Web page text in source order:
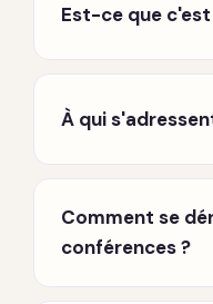
Est-ce que
carte bancaire ni
À qui
traversiez une
cherchiez à
souhaitiez
Comment se
conférences ?